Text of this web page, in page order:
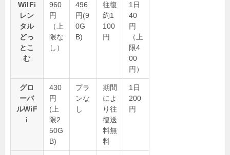
WiIFi
レン
タル
どっ
とこ
む
960
円
（上
限な
し）
496
円(9
0G
B)
往復
約1
100
円
1日
40
円
（上
限4
00
円）
グロ
ーバ
ルWiF
i
430
円
(上
限2
50G
B)
プラ
ンな
し
期間
によ
り往
復送
料無
料
1日
200
円